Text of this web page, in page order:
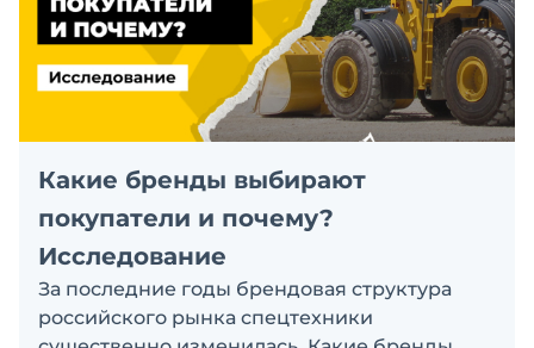
Какие бренды выбирают
покупатели и почему?
Исследование
За последние годы брендовая структура
российского рынка спецтехники